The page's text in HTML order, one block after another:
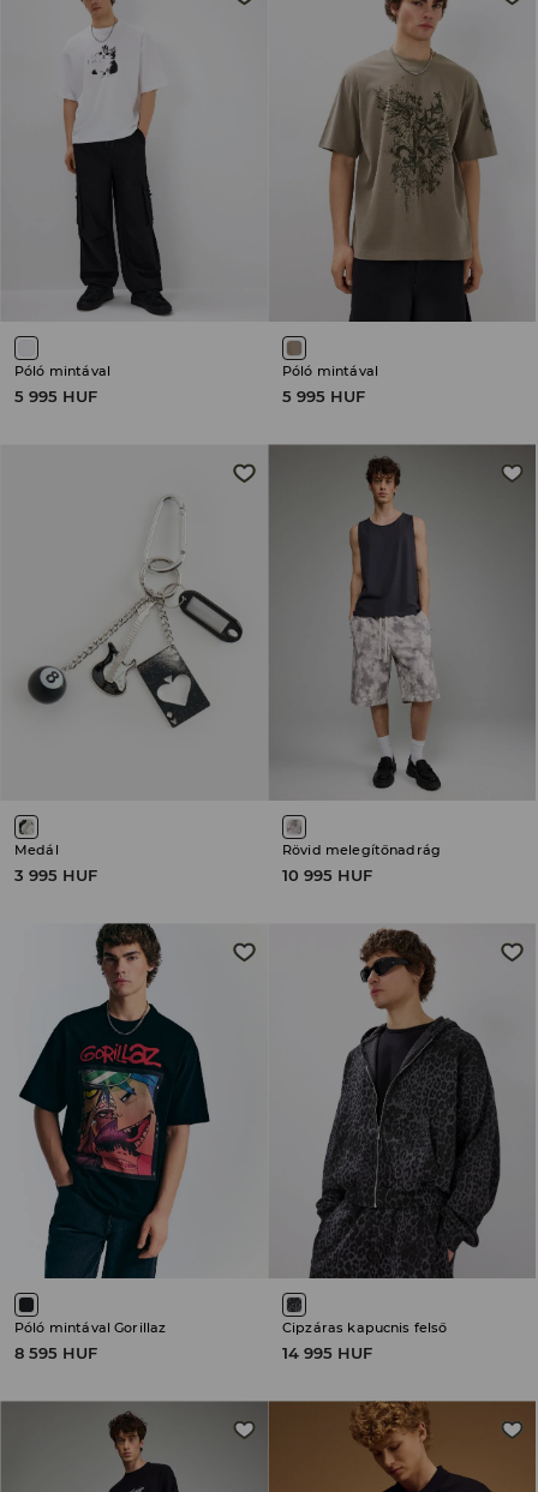
Póló mintával
5 995 HUF
Póló mintával
5 995 HUF
Medál
3 995 HUF
Rövid melegítőnadrág
10 995 HUF
Póló mintával Gorillaz
8 595 HUF
Cipzáras kapucnis felső
14 995 HUF